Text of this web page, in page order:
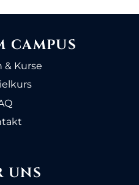
CAMPUS
& Kurse
UNS